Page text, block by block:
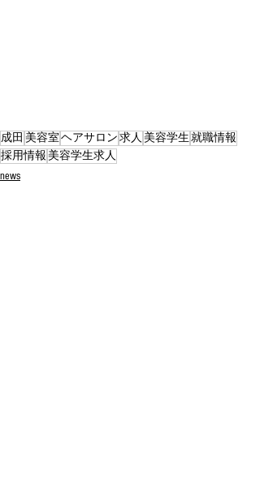
成田 美容室ヘアサロン求人 美容学生就職情報
採用情報 美容学生求人
news